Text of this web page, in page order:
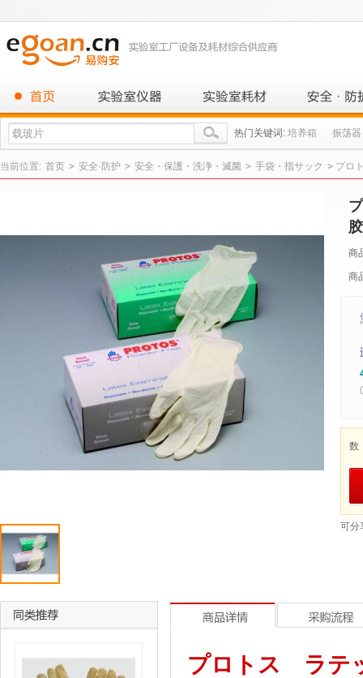
热门关键词: 培养箱 振荡器
当前位置: 首页 > 安全·防护 > 安全・保護・洗浄・滅菌 > 手袋・指サック > プロ
商
商
数
可分
プロトス ラテ